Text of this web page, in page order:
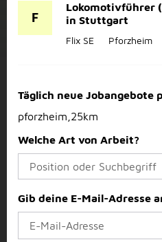
F
Lokomotivführer
in Stuttgart
Flix SE Pforzheim
Täglich neue Jobangebote
pforzheim,25km
Welche Art von Arbeit?
Gib deine E-Mail-Adresse